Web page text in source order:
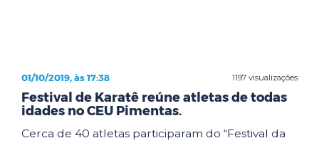
1197 visualizações
01/10/2019, às 17:38
Festival de Karatê reúne atletas de todas
idades no CEU Pimentas.
Cerca de 40 atletas participaram do “Festival da